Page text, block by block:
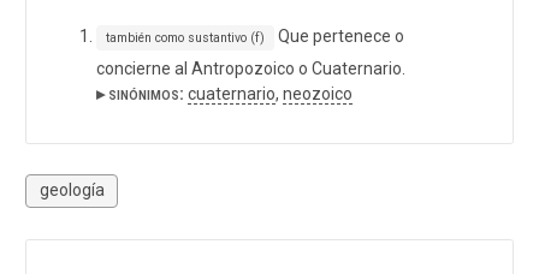
también como sustantivo (f)
Que pertenece o
concierne al Antropozoico o Cuaternario.
▸ sinónimos: cuaternario, neozoico
geología